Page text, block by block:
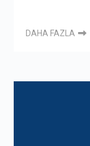
DAHA FAZLA